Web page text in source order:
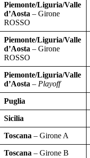
Piemonte/Liguria/Valle
d’Aosta – Girone
ROSSO
Piemonte/Liguria/Valle
d’Aosta – Girone
ROSSO
Piemonte/Liguria/Valle
d’Aosta –Playoff
Puglia
Sicilia
Toscana – Girone A
Toscana – Girone B